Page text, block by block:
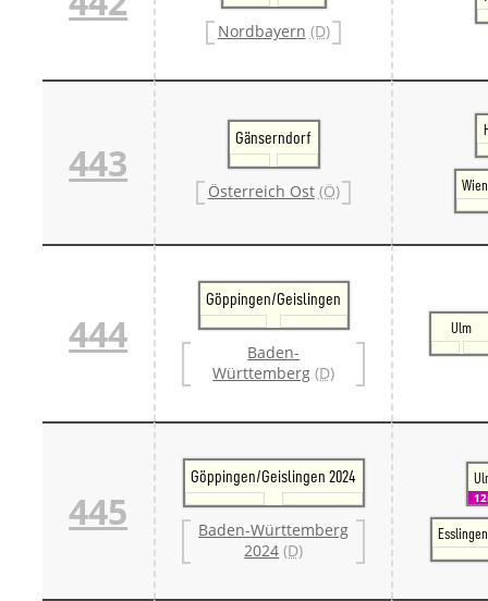
Nordbayern (D)
443
Gänserndorf
Österreich Ost (Ö)
444
Göppingen/Geislingen
Baden-
Württemberg (D)
Ulm
445
Göppingen/Geislingen 2024
Baden-Württemberg
2024 (D)